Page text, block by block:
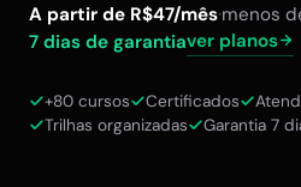
A partir de R$47/mês·menos
7 dias de garantiaver planos
+80 cursos Certificados
Trilhas organizadas
Garantia 7